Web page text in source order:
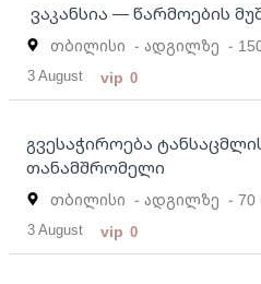
ვაკანსია — წარმოების
თბილისი - ადგილზე -
3 August vip 0
გვესაჭიროება
თანამშრომელი
თბილისი - ადგილზე -
3 August vip 0